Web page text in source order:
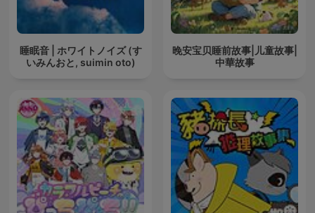
睡眠音 | ホワイトノイズ (す
いみんおと, suimin oto)
晚安宝贝睡前故事|儿童故事|
中華故事